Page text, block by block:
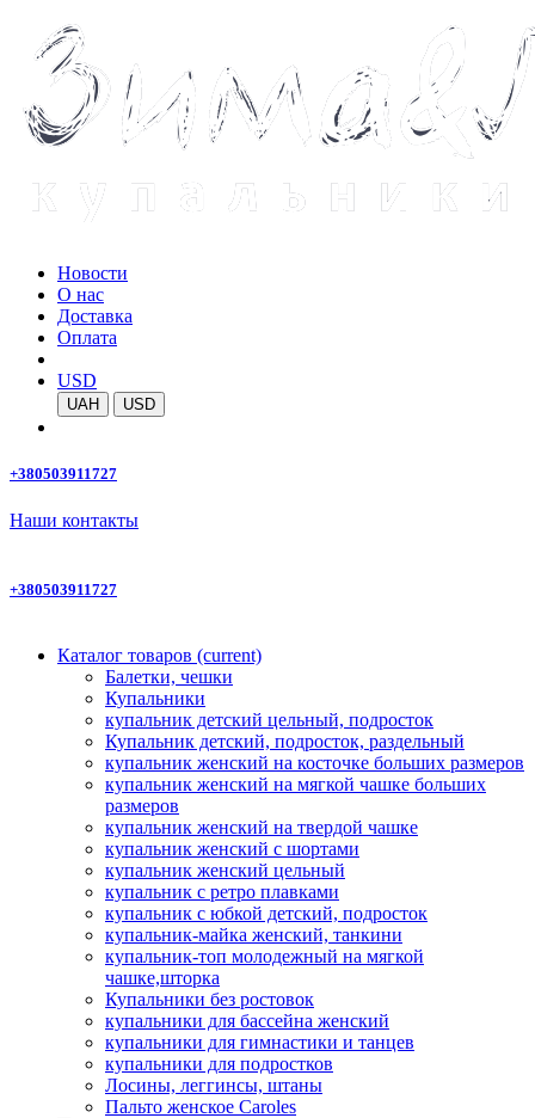
Новости
О нас
Доставка
Оплата
USD
UAH USD
+380503911727
Наши контакты
+380503911727
Каталог товаров (current)
Балетки, чешки
Купальники
купальник детский цельный, подросток
Купальник детский, подросток, раздельный
купальник женский на косточке больших размеров
купальник женский на мягкой чашке больших
размеров
купальник женский на твердой чашке
купальник женский с шортами
купальник женский цельный
купальник с ретро плавками
купальник с юбкой детский, подросток
купальник-майка женский, танкини
купальник-топ молодежный на мягкой
чашке,шторка
Купальники без ростовок
купальники для бассейна женский
купальники для гимнастики и танцев
купальники для подростков
Лосины, леггинсы, штаны
Пальто женское Caroles